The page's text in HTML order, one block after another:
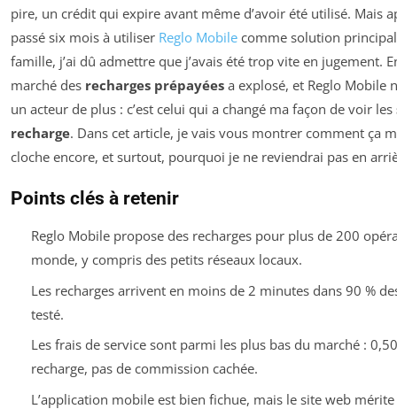
pire, un crédit qui expire avant même d’avoir été utilisé. Mais
passé six mois à utiliser Reglo Mobile comme solution
famille, j’ai dû admettre que j’avais été trop vite en jugement.
marché des recharges prépayées a explosé, et Reglo Mobile
un acteur de plus : c’est celui qui a changé ma façon de voir les
recharge. Dans cet article, je vais vous montrer comment ça
cloche encore, et surtout, pourquoi je ne reviendrai pas en
Points clés à retenir
Reglo Mobile propose des recharges pour plus de 200
monde, y compris des petits réseaux locaux.
Les recharges arrivent en moins de 2 minutes dans 90 %
testé.
Les frais de service sont parmi les plus bas du marché :
recharge, pas de commission cachée.
L’application mobile est bien fichue, mais le site web